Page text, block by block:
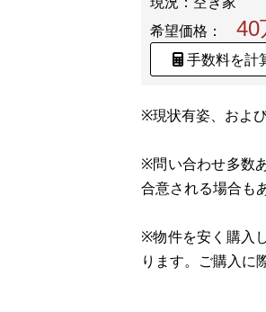
希望価格：
40
手数料を計
※現状有姿、およ
※問い合わせ多数
合意される場合も
※物件を安く購入
ります。ご購入に